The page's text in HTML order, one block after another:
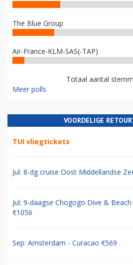
The Blue Group
Air-France-KLM-SAS(-TAP)
Totaal aantal
Meer polls
VOORDELIGE
TUI vliegtickets
Jul: 8-dg cruise Oost Middellandse
Jul: 9-daagse Chogogo Dive &
€1056
Sep: Amsterdam - Curacao €569